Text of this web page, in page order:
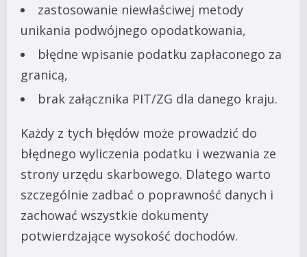
zastosowanie niewłaściwej metody
unikania podwójnego opodatkowania,
błędne wpisanie podatku zapłaconego za
granicą,
brak załącznika PIT/ZG dla danego kraju.
Każdy z tych błędów może prowadzić do
błędnego wyliczenia podatku i wezwania ze
strony urzędu skarbowego. Dlatego warto
szczególnie zadbać o poprawność danych i
zachować wszystkie dokumenty
potwierdzające wysokość dochodów.